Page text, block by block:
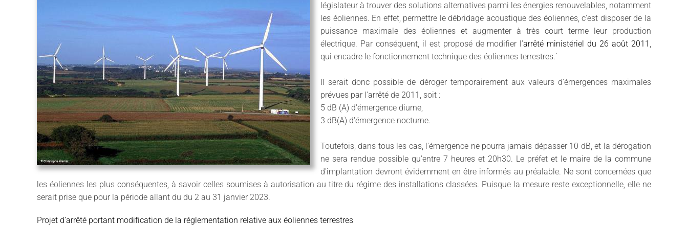
législateur à trouver des solutions alternatives parmi les énergies renouvelables, notamment
les éoliennes. En effet, permettre le débridage acoustique des éoliennes, c'est disposer de la
puissance maximale des éoliennes et augmenter à très court terme leur production
électrique. Par conséquent, il est proposé de modifier l’arrêté ministériel du 26 août 2011 ,
qui encadre le fonctionnement technique des éoliennes terrestres.`
Il serait donc possible de déroger temporairement aux valeurs d'émergences maximales
prévues par l'arrêté de 2011, soit :
5 dB (A) d'émergence diurne,
3 dB(A) d'émergence nocturne.
Toutefois, dans tous les cas, l'émergence ne pourra jamais dépasser 10 dB, et la dérogation
ne sera rendue possible qu'entre 7 heures et 20h30. Le préfet et le maire de la commune
d'implantation devront évidemment en être informés au préalable. Ne sont concernées que
les éoliennes les plus conséquentes, à savoir celles soumises à autorisation au titre du régime des installations classées. Puisque la mesure reste exceptionnelle, elle ne
serait prise que pour la période allant du du 2 au 31 janvier 2023.
Projet d’arrêté portant modification de la réglementation relative aux éoliennes terrestres